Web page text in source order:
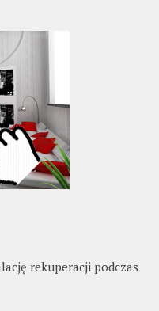
rekuperacji podczas